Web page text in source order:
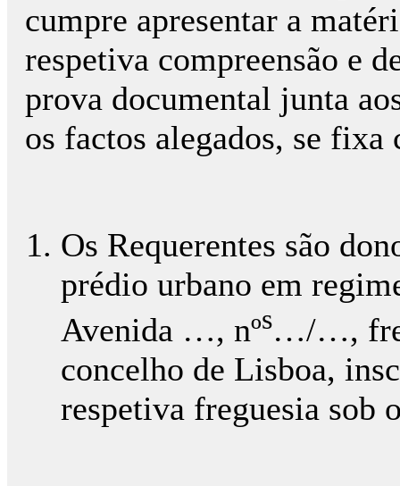
cumpre apresentar a
respetiva compreensão e
prova documental junta
os factos alegados, se fixa
Os Requerentes são
prédio urbano em
Avenida …, nºs…/…,
concelho de Lisboa,
respetiva freguesia